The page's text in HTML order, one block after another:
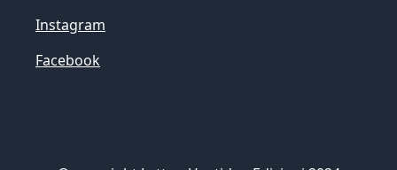
Instagram
Facebook